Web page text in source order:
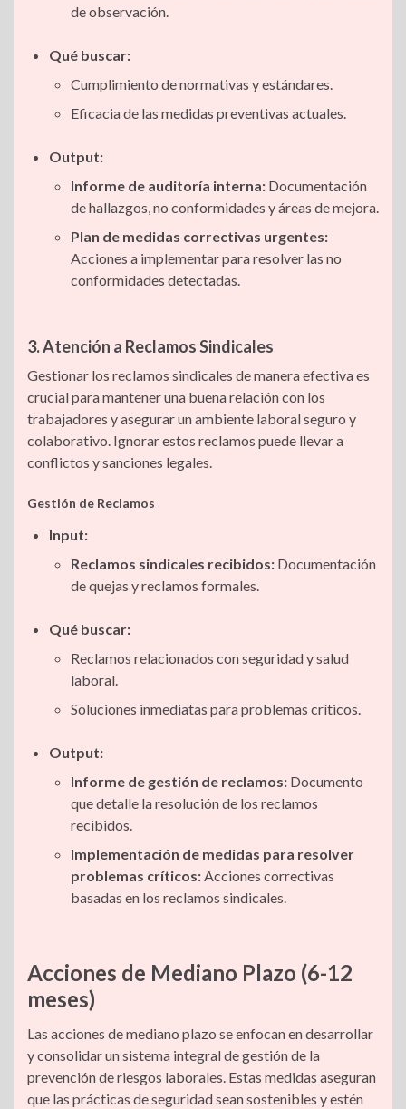
de observación.
Qué buscar:
Cumplimiento de normativas y estándares.
Eficacia de las medidas preventivas actuales.
Output:
Informe de auditoría interna: Documentación
de hallazgos, no conformidades y áreas de mejora.
Plan de medidas correctivas urgentes:
Acciones a implementar para resolver las no
conformidades detectadas.
3. Atención a Reclamos Sindicales
Gestionar los reclamos sindicales de manera efectiva es
crucial para mantener una buena relación con los
trabajadores y asegurar un ambiente laboral seguro y
colaborativo. Ignorar estos reclamos puede llevar a
conflictos y sanciones legales.
Gestión de Reclamos
Input:
Reclamos sindicales recibidos: Documentación
de quejas y reclamos formales.
Qué buscar:
Reclamos relacionados con seguridad y salud
laboral.
Soluciones inmediatas para problemas críticos.
Output:
Informe de gestión de reclamos: Documento
que detalle la resolución de los reclamos
recibidos.
Implementación de medidas para resolver
problemas críticos:Acciones correctivas
basadas en los reclamos sindicales.
Acciones de Mediano Plazo (6-12
meses)
Las acciones de mediano plazo se enfocan en desarrollar
y consolidar un sistema integral de gestión de la
prevención de riesgos laborales. Estas medidas aseguran
que las prácticas de seguridad sean sostenibles y estén